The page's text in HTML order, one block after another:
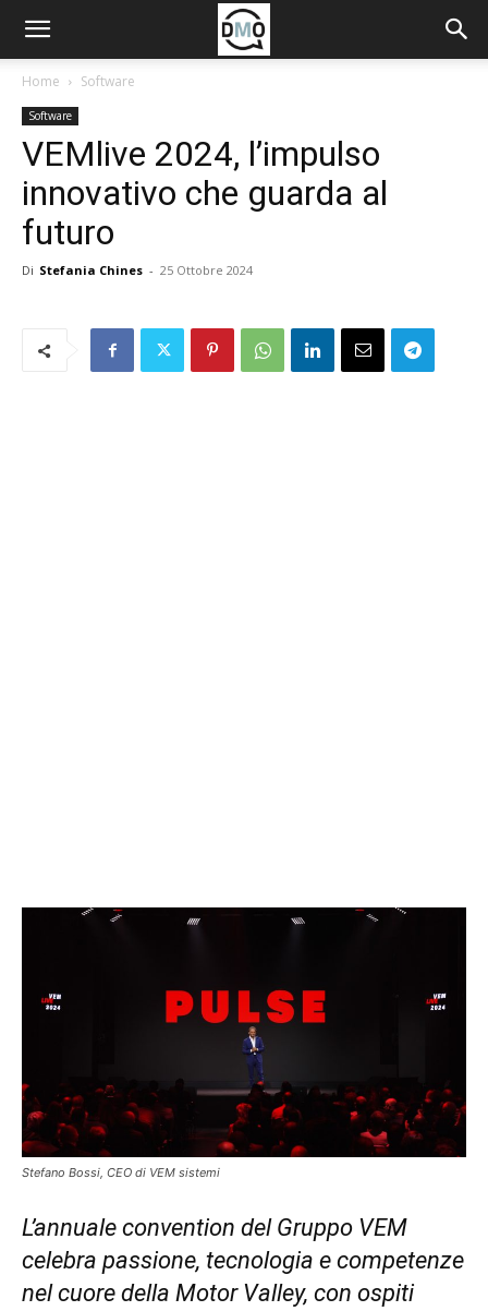
Home Software
Software
VEMlive 2024, l’impulso
innovativo che guarda al
futuro
Di Stefania Chines - 25 Ottobre 2024
Stefano Bossi, CEO di VEM sistemi
L’annuale convention del Gruppo VEM
celebra passione, tecnologia e competenze
nel cuore della Motor Valley, con ospiti